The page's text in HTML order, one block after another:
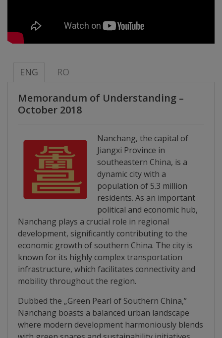
titlului
„Merite
pentru
Diplome
de
Excelență
turistic
Obiective
turistice
Sculpturi
(harta
ENG RO
Memorandum of Understanding –
October 2018
Nanchang, the capital of
Jiangxi Province in
southeastern China, is a
dynamic city with a
population of 5.3 million
residents. As an important
political and economic hub,
Nanchang plays a crucial role in regional
development, significantly contributing to the
economic growth of southern China. The city is
known for its highly complex transportation
infrastructure, which facilitates connectivity and
mobility throughout the region.
Dubbed the „Green Pearl of Southern China,”
Nanchang boasts a balanced urban landscape
where modern development harmoniously blends